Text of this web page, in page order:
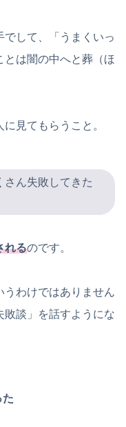
して、「うまくいっ
は闇の中へと葬（ほ
見てもらうこと。
さん失敗してきた
れるのです。
わけではありません
敗談」を話すようにな
た